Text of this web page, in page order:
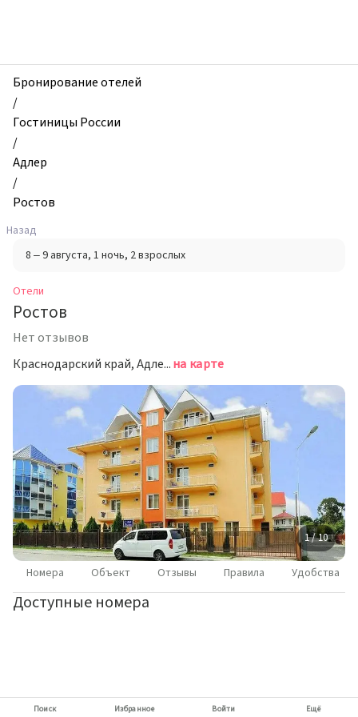
Ростов,
Адлер,
Россия
Бронирование отелей
/
Гостиницы России
/
Адлер
/
Ростов
Назад
8 – 9 августа, 1 ночь, 2 взрослых
Отели
Ростов
Нет отзывов
Краснодарский край, Адлерский район, г. Адлер, ул. Цветочная, д. 19/6на карте
1 / 10
Номера Объект Отзывы Правила Удобства
Доступные номера
Поиск Избранное Войти Ещё